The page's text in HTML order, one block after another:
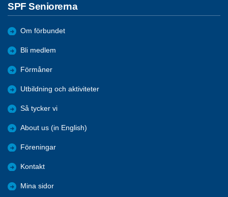
SPF Seniorerna
Om förbundet
Bli medlem
Förmåner
Utbildning och aktiviteter
Så tycker vi
About us (in English)
Föreningar
Kontakt
Mina sidor